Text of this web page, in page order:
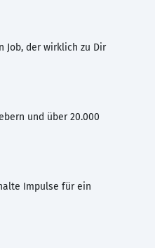
Job, der wirklich zu Dir
und über 20.000
Impulse für ein